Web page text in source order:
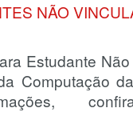
NÃO
Estudante
Computação
confira: